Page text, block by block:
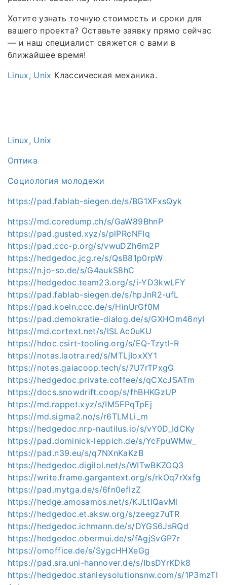
Хотите узнать точную стоимость и сроки для
вашего проекта? Оставьте заявку прямо сейчас
— и наш специалист свяжется с вами в
ближайшее время!
Linux, Unix Классическая механика.
Linux, Unix
Оптика
Социология молодежи
https://pad.fablab-siegen.de/s/BG1XFxsQyk
https://md.coredump.ch/s/GaW89BhnP
https://pad.gusted.xyz/s/plPRcNFIq
https://pad.ccc-p.org/s/vwuDZh6m2P
https://hedgedoc.jcg.re/s/QsB81p0rpW
https://n.jo-so.de/s/G4aukS8hC
https://hedgedoc.team23.org/s/i-YD3kwLFY
https://pad.fablab-siegen.de/s/hpJnR2-ufL
https://pad.koeln.ccc.de/s/HinUrGf0M
https://pad.demokratie-dialog.de/s/GXHOm46nyI
https://md.cortext.net/s/lSLAc0uKU
https://hdoc.csirt-tooling.org/s/EQ-Tzytl-R
https://notas.laotra.red/s/MTLjIoxXY1
https://notas.gaiacoop.tech/s/7U7rTPxgG
https://hedgedoc.private.coffee/s/qCXcJSATm
https://docs.snowdrift.coop/s/fhBHKGzUP
https://md.rappet.xyz/s/IM5FPqTpEj
https://md.sigma2.no/s/r6TLMLi_m
https://hedgedoc.nrp-nautilus.io/s/vY0D_IdCKy
https://pad.dominick-leppich.de/s/YcFpuWMw_
https://pad.n39.eu/s/q7NXnKaKzB
https://hedgedoc.digilol.net/s/WITwBKZOQ3
https://write.frame.gargantext.org/s/rkOq7rXxfg
https://pad.mytga.de/s/6fn0efIzZ
https://hedge.amosamos.net/s/KJLtlQavMl
https://hedgedoc.et.aksw.org/s/zeegz7uTR
https://hedgedoc.ichmann.de/s/DYGS6JsRQd
https://hedgedoc.obermui.de/s/fAgjSvGP7r
https://omoffice.de/s/SygcHHXeGg
https://pad.sra.uni-hannover.de/s/IbsDYrKDk8
https://hedgedoc.stanleysolutionsnw.com/s/1P3mzTl